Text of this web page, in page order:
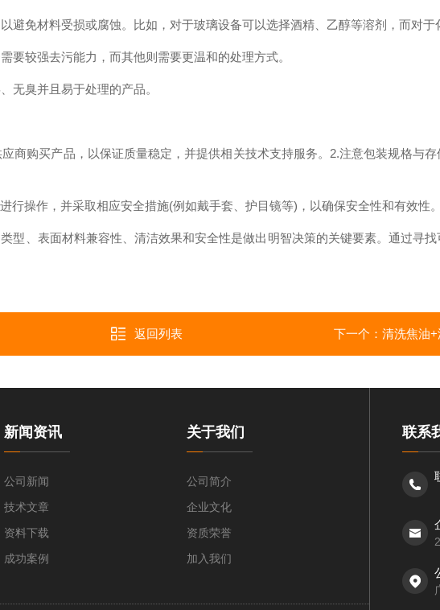
免材料受损或腐蚀。比如，对于玻璃设备可以选择酒精、乙醇等溶剂，而对于
较强去污能力，而其他则需要更温和的处理方式。
臭并且易于处理的产品。
购买产品，以保证质量稳定，并提供相关技术支持服务。 2.注意包装规格与
操作，并采取相应安全措施(例如戴手套、护目镜等)，以确保安全性和有效性。
、表面材料兼容性、清洁效果和安全性是做出明智决策的关键要素。通过寻找
返回列表 下一个： 清洗焦油
联系
新闻资讯
公司新闻
技术文章
资料下载
成功案例
关于我们
公司简介
企业文化
资质荣誉
加入我们